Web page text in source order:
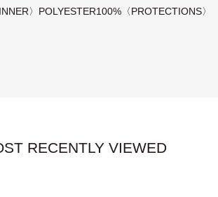
〉POLYESTER100%〈PROTECTIONS〉
RECENTLY VIEWED